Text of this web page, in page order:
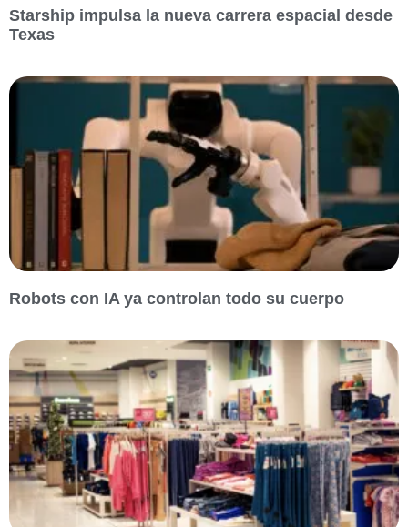
Starship impulsa la nueva carrera espacial desde
Texas
Robots con IA ya controlan todo su cuerpo